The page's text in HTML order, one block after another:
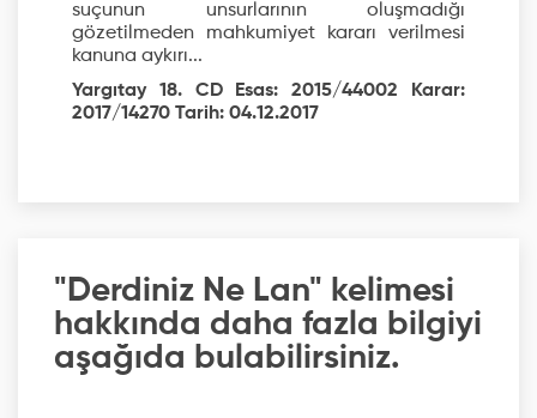
suçunun unsurlarının oluşmadığı
gözetilmeden mahkumiyet kararı verilmesi
kanuna aykırı...
Yargıtay 18. CD Esas: 2015/44002 Karar:
2017/14270 Tarih: 04.12.2017
"Derdiniz Ne Lan" kelimesi
hakkında daha fazla bilgiyi
aşağıda bulabilirsiniz.